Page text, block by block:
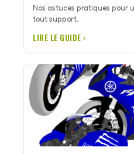
Nos astuces pratiques pour
tout support.
LIRE LE GUIDE ›